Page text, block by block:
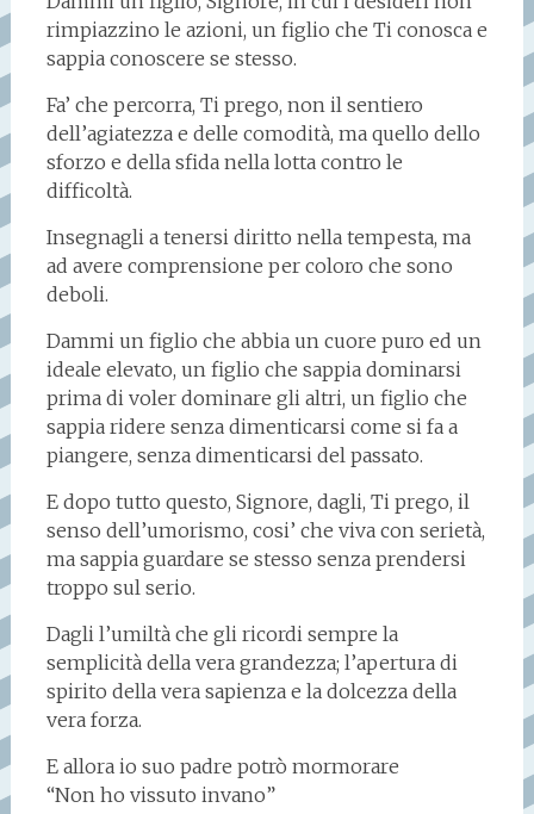
rimpiazzino le azioni, un figlio che Ti conosca e
sappia conoscere se stesso.
Fa’ che percorra, Ti prego, non il sentiero
dell’agiatezza e delle comodità, ma quello dello
sforzo e della sfida nella lotta contro le
difficoltà.
Insegnagli a tenersi diritto nella tempesta, ma
ad avere comprensione per coloro che sono
deboli.
Dammi un figlio che abbia un cuore puro ed un
ideale elevato, un figlio che sappia dominarsi
prima di voler dominare gli altri, un figlio che
sappia ridere senza dimenticarsi come si fa a
piangere, senza dimenticarsi del passato.
E dopo tutto questo, Signore, dagli, Ti prego, il
senso dell’umorismo, cosi’ che viva con serietà,
ma sappia guardare se stesso senza prendersi
troppo sul serio.
Dagli l’umiltà che gli ricordi sempre la
semplicità della vera grandezza; l’apertura di
spirito della vera sapienza e la dolcezza della
vera forza.
E allora io suo padre potrò mormorare
“Non ho vissuto invano”